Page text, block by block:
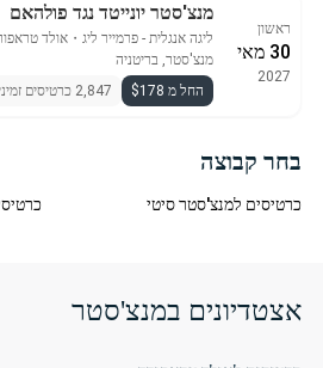
ראשון
30 מאי
2027
מנצ'סטר יונייטד נגד פולהאם
ליגה אנגלית - פרמייר ליג ・ אולד
מנצ'סטר, בריטניה
החל מ $178
2,847 כרטיסים זמינים
בחר קבוצה
כרטיסים למנצ'סטר סיטי
אצטדיונים במנצ'סטר